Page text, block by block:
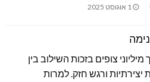
Posted1 אוגוסט 2025
צופים בזכות השילוב בין
יצירתיות ורגש חזק. למרות